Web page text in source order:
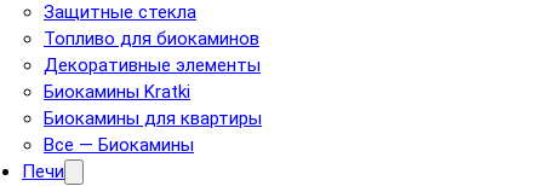
Защитные стекла
Топливо для биокаминов
Декоративные элементы
Биокамины Kratki
Биокамины для квартиры
Все — Биокамины
Печи